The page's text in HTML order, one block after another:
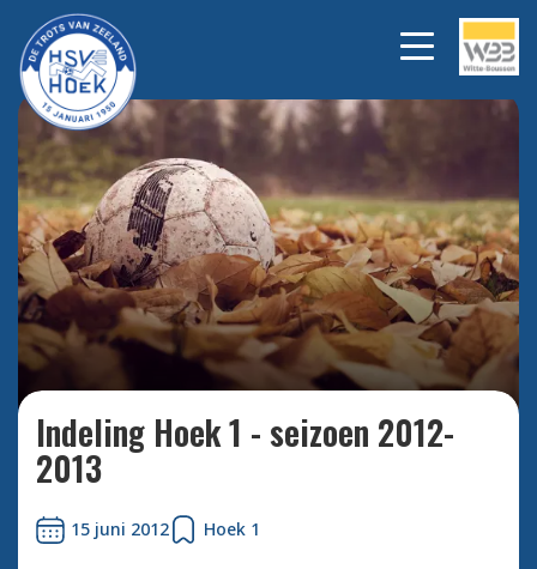
Bekijk alle foto's
Indeling Hoek 1 - seizoen 2012-
2013
15 juni 2012 Hoek 1